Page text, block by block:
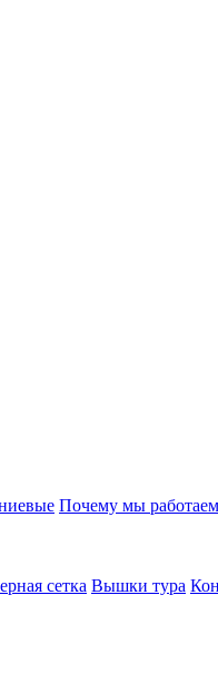
Почему мы работаем
сетка Вышки тура